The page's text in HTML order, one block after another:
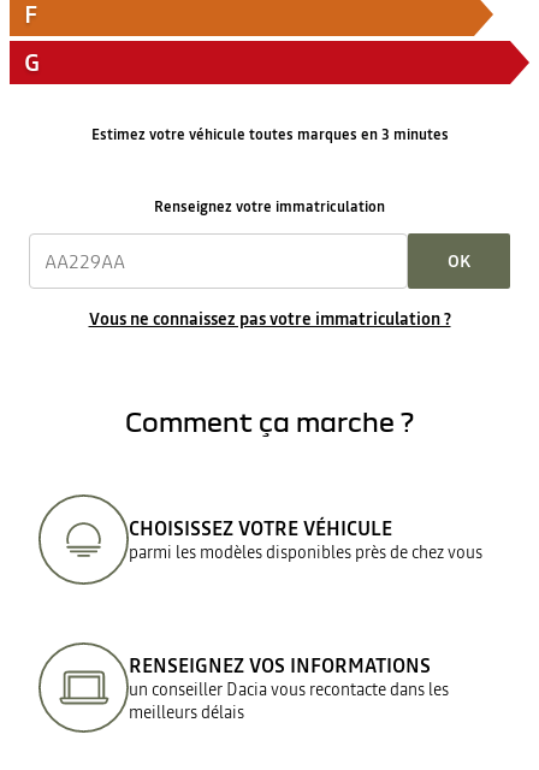
F
G
Estimez votre véhicule toutes marques en 3 minutes
Renseignez votre immatriculation
OK
Vous ne connaissez pas votre immatriculation ?
Comment ça marche ?
CHOISISSEZ VOTRE VÉHICULE
parmi les modèles disponibles près de chez vous
RENSEIGNEZ VOS INFORMATIONS
un conseiller Dacia vous recontacte dans les
meilleurs délais